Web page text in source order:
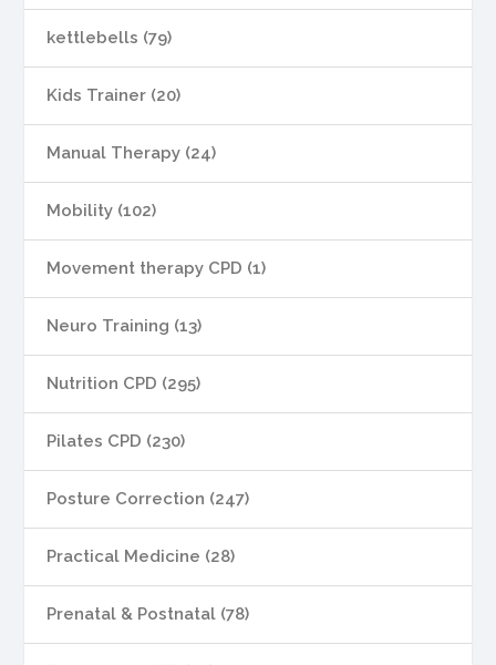
kettlebells (79)
Kids Trainer (20)
Manual Therapy (24)
Mobility (102)
Movement therapy CPD (1)
Neuro Training (13)
Nutrition CPD (295)
Pilates CPD (230)
Posture Correction (247)
Practical Medicine (28)
Prenatal & Postnatal (78)